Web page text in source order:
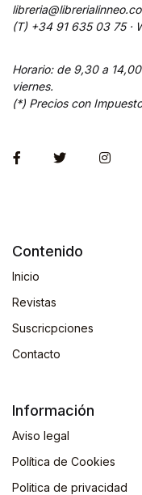
(T) +34 91 635 03 75 ·
Horario: de 9,30 a
viernes.
(*) Precios con
Contenido
Inicio
Revistas
Suscricpciones
Contacto
Información
Aviso legal
Política de Cookies
Politica de privacidad